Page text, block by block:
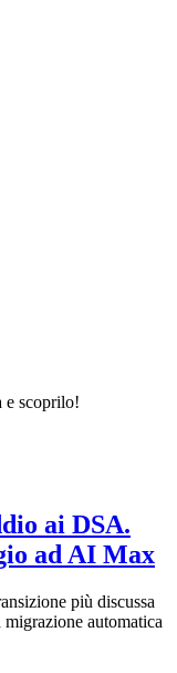
e scoprilo!
ai DSA.
ad AI Max
più discussa
automatica